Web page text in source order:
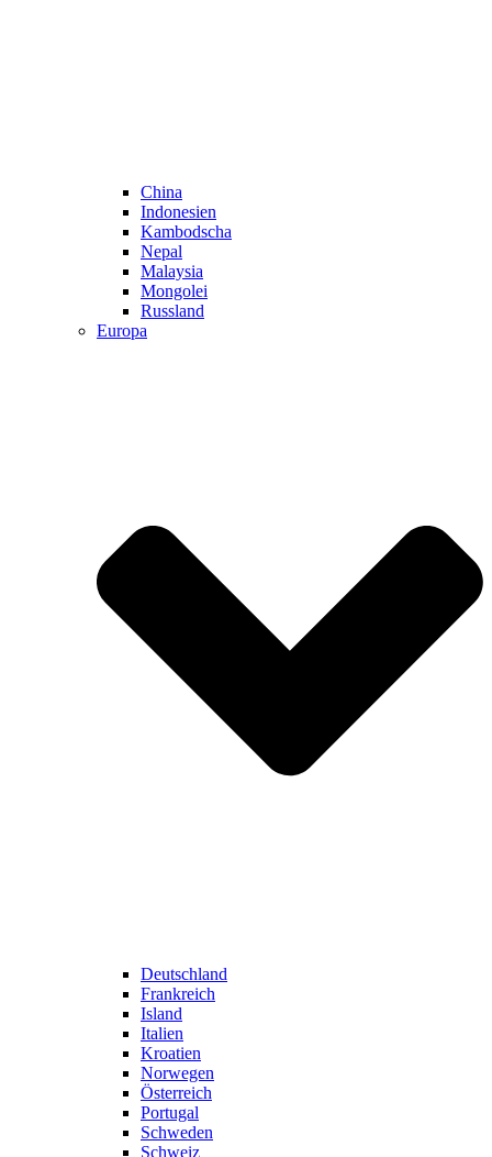
China
Indonesien
Kambodscha
Nepal
Malaysia
Mongolei
Russland
Europa
Deutschland
Frankreich
Island
Italien
Kroatien
Norwegen
Österreich
Portugal
Schweden
Schweiz